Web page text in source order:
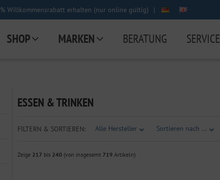
Willkommensrabatt erhalten (nur online gültig) |
SHOP MARKEN BERATUNG SERVICE
ESSEN & TRINKEN
FILTERN & SORTIEREN: Alle Hersteller Sortieren nach ...
Zeige 217 bis 240 (von insgesamt 719 Artikeln)